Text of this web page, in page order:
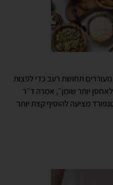
תחושת רעב כדי לפצות
לאחסן יותר שומן״, אמרה ד״ר
מציעה להוסיף קצת יותר